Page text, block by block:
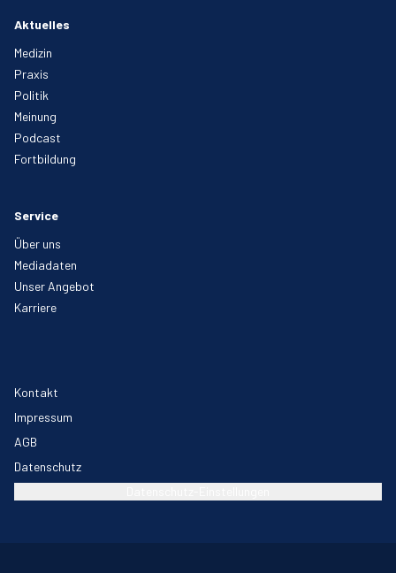
Aktuelles
Medizin
Praxis
Politik
Meinung
Podcast
Fortbildung
Service
Über uns
Mediadaten
Unser Angebot
Karriere
Kontakt
Impressum
AGB
Datenschutz